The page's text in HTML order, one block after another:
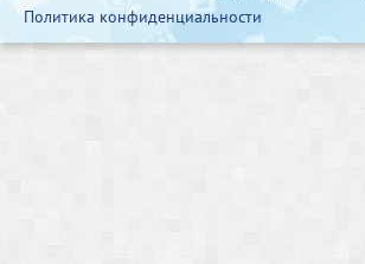
Политика конфиденциальности